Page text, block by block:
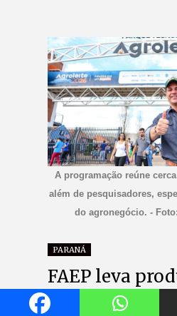
A programação reúne
além de pesquisadores,
do agronegócio. -
PARANÁ
FAEP leva
estudantes ao